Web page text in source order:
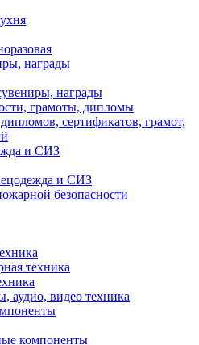
награды
награды
грамоты, дипломы
сертификатов, грамот,
и СИЗ
и СИЗ
безопасности
техника
аудио, видео техника
компоненты